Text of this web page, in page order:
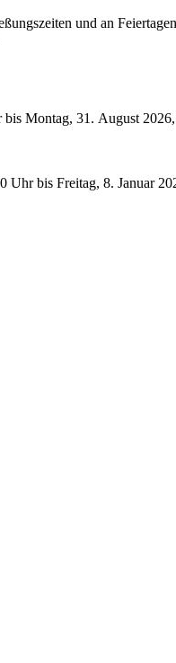
und an
bis Montag, 31. August
Uhrbis Freitag, 8. Januar